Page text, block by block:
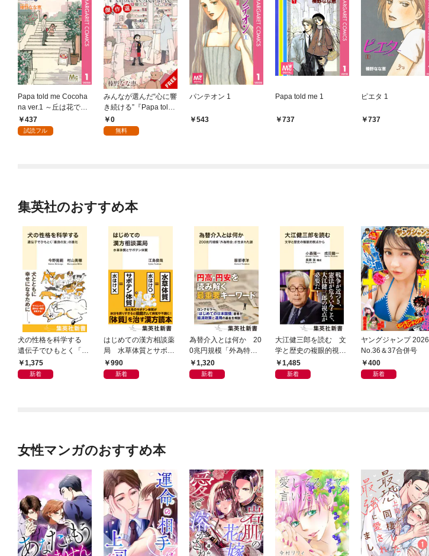
Papa told me Cocoha
na ver.1 ～丘は花でい
っぱい～
437
試読フル
みんなが選んだ“心に響
き続ける”『Papa told
me』傑作選
0
無料
パンテオン 1
543
Papa told me 1
737
ピエタ 1
737
集英社のおすすめ本
犬の性格を科学する
遺伝子でひもとく「最
良の友」の進化
1,375
新着
はじめての漢方相談薬
局 水草体質とサボテ
ン体質
990
新着
為替介入とは何か 20
0兆円規模「外為特
会」が生まれた謎
1,320
新着
大江健三郎を読む 文
学と歴史の複眼的視点
から1,485
新着
ヤングジャンプ 2026
No.36＆37合併号
400
新着
女性マンガのおすすめ本